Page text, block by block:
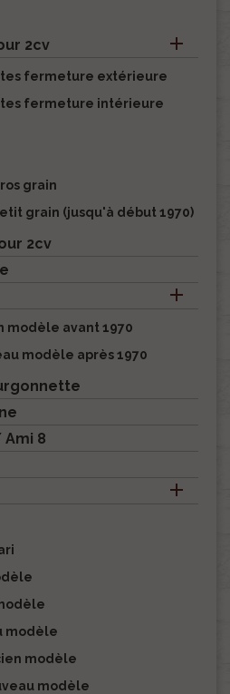
2cv 
fermeture extérieure
fermeture intérieure
grain
grain (jusqu'à début 1970)
2cv

modèle avant 1970
modèle après 1970
8

modèle
modèle
modèle